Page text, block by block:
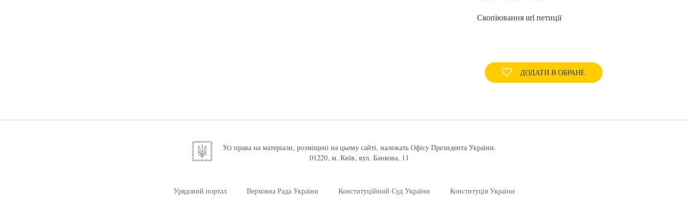
Скопіювання url петиції
ДОДАТИ В ОБРАНЕ
Усі права на матеріали, розміщені на цьому сайті, належать Офісу Президента України.
01220, м. Київ, вул. Банкова, 11
Урядовий портал Верховна Рада України Конституційний Суд України Конституція України